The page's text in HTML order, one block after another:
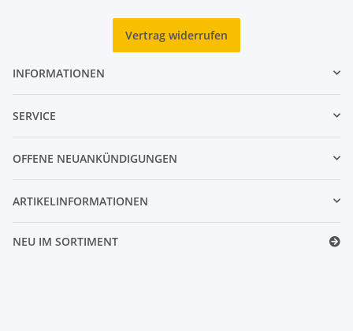
Vertrag widerrufen
INFORMATIONEN
SERVICE
OFFENE NEUANKÜNDIGUNGEN
ARTIKELINFORMATIONEN
NEU IM SORTIMENT